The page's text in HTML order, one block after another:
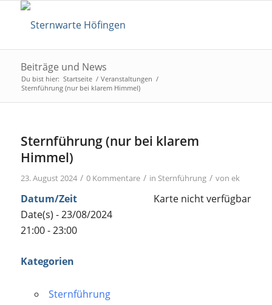
Beiträge und News
Du bist hier: Startseite / Veranstaltungen /
Sternführung (nur bei klarem Himmel)
Sternführung (nur bei klarem
Himmel)
23. August 2024 / 0 Kommentare / in Sternführung / von ek
Karte nicht verfügbar
Datum/Zeit
Date(s) - 23/08/2024
21:00 - 23:00
Kategorien
Sternführung